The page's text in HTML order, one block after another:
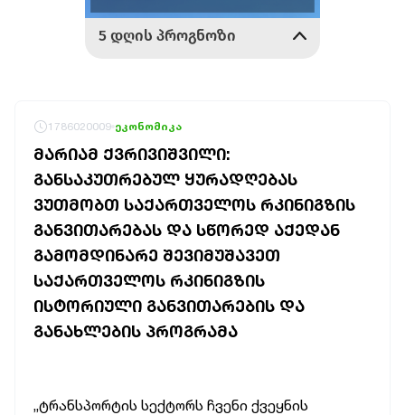
1786020009 ეკონომიკა
ᲛᲐᲠᲘᲐᲛ ᲥᲕᲠᲘᲕᲘᲨᲕᲘᲚᲘ:
ᲒᲐᲜᲡᲐᲙᲣᲗᲠᲔᲑᲣᲚ ᲧᲣᲠᲐᲓᲦᲔᲑᲐᲡ
ᲕᲣᲗᲛᲝᲑᲗ ᲡᲐᲥᲐᲠᲗᲕᲔᲚᲝᲡ ᲠᲙᲘᲜᲘᲒᲖᲘᲡ
ᲒᲐᲜᲕᲘᲗᲐᲠᲔᲑᲐᲡ ᲓᲐ ᲡᲬᲝᲠᲔᲓ ᲐᲥᲔᲓᲐᲜ
ᲒᲐᲛᲝᲛᲓᲘᲜᲐᲠᲔ ᲨᲔᲕᲘᲛᲣᲨᲐᲕᲔᲗ
ᲡᲐᲥᲐᲠᲗᲕᲔᲚᲝᲡ ᲠᲙᲘᲜᲘᲒᲖᲘᲡ
ᲘᲡᲢᲝᲠᲘᲣᲚᲘ ᲒᲐᲜᲕᲘᲗᲐᲠᲔᲑᲘᲡ ᲓᲐ
ᲒᲐᲜᲐᲮᲚᲔᲑᲘᲡ ᲞᲠᲝᲒᲠᲐᲛᲐ
„ტრანსპორტის სექტორს ჩვენი ქვეყნის